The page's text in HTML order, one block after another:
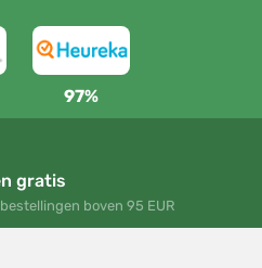
97%
gratis
boven 95 EUR